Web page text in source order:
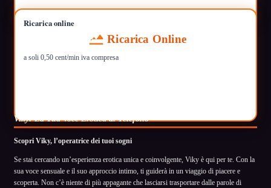
Ricarica online
Ricarica Online
a soli 0,50 cent/min iva compresa
Viky: La Tua Voce Erotica al Telefono
Scopri Viky, l’operatrice dei tuoi sogni
Se stai cercando un’esperienza erotica unica e coinvolgente, Viky è qui per te. Con la
sua voce sensuale e il suo approccio intimo, ti guiderà in un viaggio di piacere e
scoperta. Non c’è niente di più appagante che lasciarsi trasportare dalle parole di